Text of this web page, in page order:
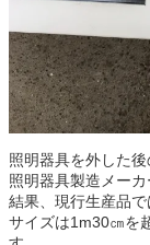
照明器具を外した
照明器具製造メー
結果、現行生産品
サイズは1m30㎝を